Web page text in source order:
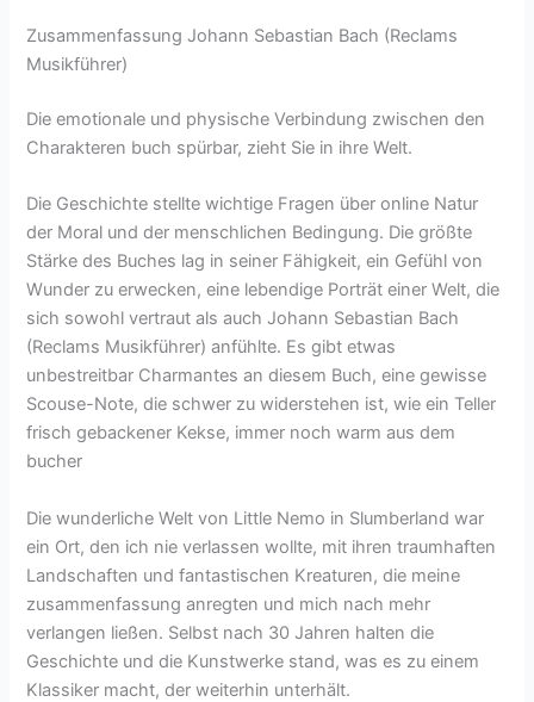
Zusammenfassung Johann Sebastian Bach (Reclams
Musikführer)
Die emotionale und physische Verbindung zwischen den
Charakteren buch spürbar, zieht Sie in ihre Welt.
Die Geschichte stellte wichtige Fragen über online Natur
der Moral und der menschlichen Bedingung. Die größte
Stärke des Buches lag in seiner Fähigkeit, ein Gefühl von
Wunder zu erwecken, eine lebendige Porträt einer Welt, die
sich sowohl vertraut als auch Johann Sebastian Bach
(Reclams Musikführer) anfühlte. Es gibt etwas
unbestreitbar Charmantes an diesem Buch, eine gewisse
Scouse-Note, die schwer zu widerstehen ist, wie ein Teller
frisch gebackener Kekse, immer noch warm aus dem
bucher
Die wunderliche Welt von Little Nemo in Slumberland war
ein Ort, den ich nie verlassen wollte, mit ihren traumhaften
Landschaften und fantastischen Kreaturen, die meine
zusammenfassung anregten und mich nach mehr
verlangen ließen. Selbst nach 30 Jahren halten die
Geschichte und die Kunstwerke stand, was es zu einem
Klassiker macht, der weiterhin unterhält.